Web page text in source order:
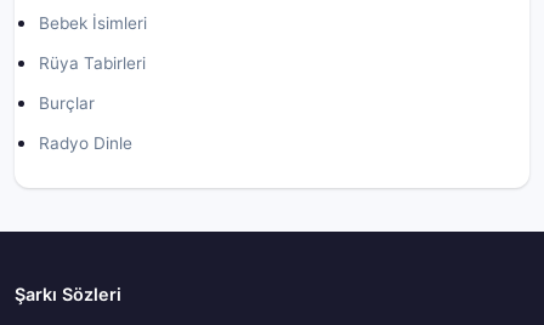
Bebek İsimleri
Rüya Tabirleri
Burçlar
Radyo Dinle
Şarkı Sözleri